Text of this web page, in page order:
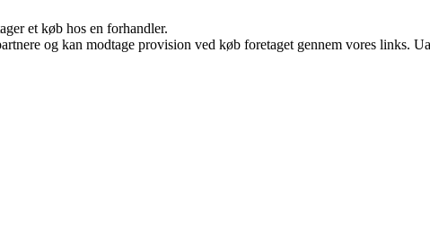
et køb hos en forhandler.
og kan modtage provision ved køb foretaget gennem vores links.